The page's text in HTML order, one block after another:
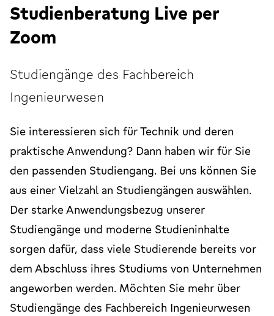
Studienberatung Live per
Zoom
Studiengänge des Fachbereich
Ingenieurwesen
Sie interessieren sich für Technik und deren
praktische Anwendung? Dann haben wir für Sie
den passenden Studiengang. Bei uns können Sie
aus einer Vielzahl an Studiengängen auswählen.
Der starke Anwendungsbezug unserer
Studiengänge und moderne Studieninhalte
sorgen dafür, dass viele Studierende bereits vor
dem Abschluss ihres Studiums von Unternehmen
angeworben werden. Möchten Sie mehr über
Studiengänge des Fachbereich Ingenieurwesen